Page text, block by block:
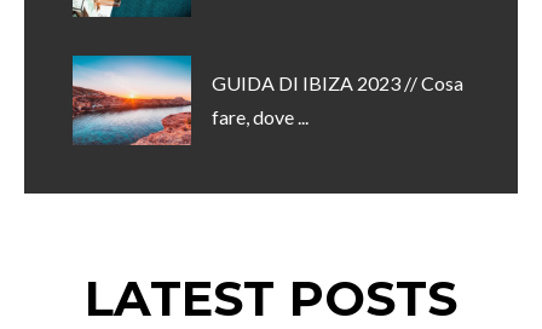
GUIDA DI IBIZA 2023 // Cosa
fare, dove ...
LATEST POSTS